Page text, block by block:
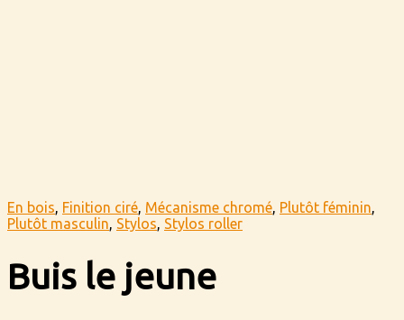
En bois, Finition ciré, Mécanisme chromé, Plutôt féminin,
Plutôt masculin, Stylos, Stylos roller
Buis le jeune